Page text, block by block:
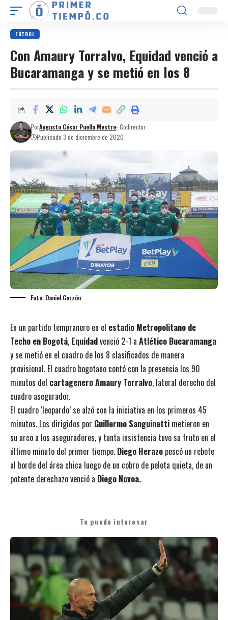
FÚTBOL
Con Amaury Torralvo, Equidad venció a
Bucaramanga y se metió en los 8
PorAugusto César Puello Mestre- Codirector
Publicado 3 de diciembre de 2020
Foto: Daniel Garzón
En un partido tempranero en el estadio Metropolitano de
Techo en Bogotá, Equidadvenció 2-1 a Atlético Bucaramanga
y se metió en el cuadro de los 8 clasificados de manera
provisional. El cuadro bogotano contó con la presencia los 90
minutos del cartagenero Amaury Torralvo, lateral derecho del
cuadro asegurador.
El cuadro ‘leopardo’ se alzó con la iniciativa en los primeros 45
minutos. Los dirigidos por Guillermo Sanguinetti metieron en
su arco a los aseguradores, y tanta insistencia tuvo su fruto en el
último minuto del primer tiempo. Diego Herazo pescó un rebote
al borde del área chica luego de un cobro de pelota quieta, de un
potente derechazo venció a Diego Novoa.
Te puede interesar